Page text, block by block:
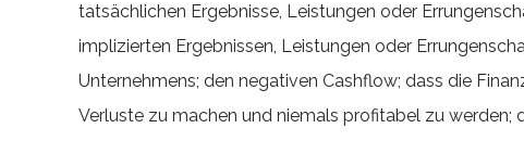
tatsächlichen Ergebnisse, Leistungen oder
implizierten Ergebnissen, Leistungen oder
Unternehmens; den negativen Cashflow; dass die
Verluste zu machen und niemals profitabel zu